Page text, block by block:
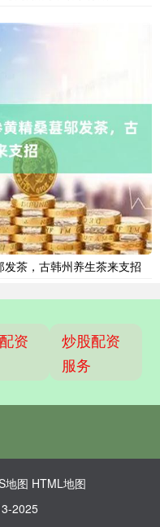
茶，古韩州养生茶来支招
资
炒股配资
服务
地图 HTML地图
2025